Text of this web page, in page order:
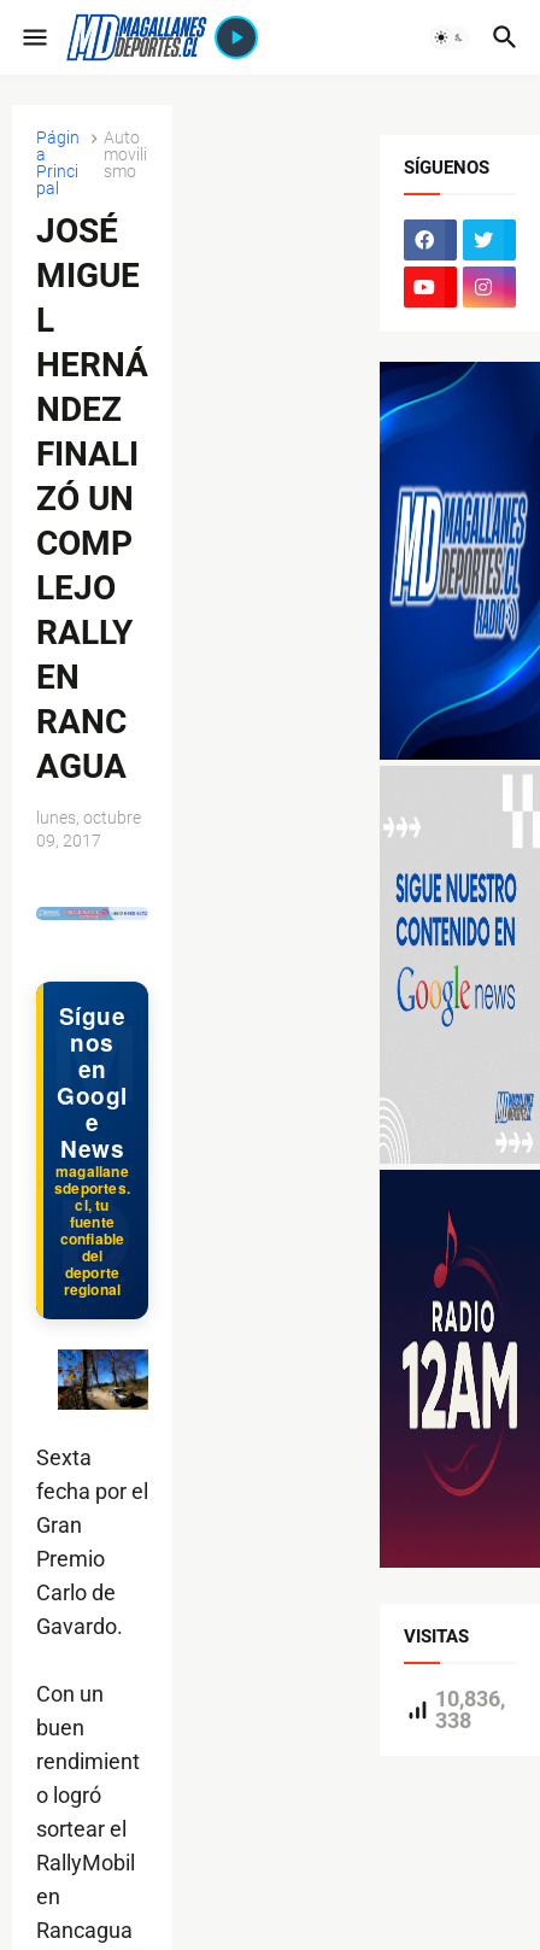
Págin
a
Princi
pal
Auto
movili
smo
JOSÉ
MIGUE
L
HERNÁ
NDEZ
FINALI
ZÓ UN
COMP
LEJO
RALLY
EN
RANC
AGUA
lunes, octubre
09, 2017
Sígue
nos
en
Googl
e
News
magallane
sdeportes.
cl, tu
fuente
confiable
del
deporte
regional
Sexta
fecha por el
Gran
Premio
Carlo de
Gavardo.
Con un
buen
rendimient
o logró
sortear el
RallyMobil
en
Rancagua
SÍGUENOS
VISITAS
10,836,
338